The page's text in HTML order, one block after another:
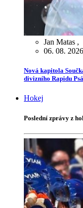
Jan Matas ,
06. 08. 2026
Nová kapitola
divizního Rapidu
Hokej
Poslední zprávy z